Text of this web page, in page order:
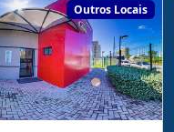
Outros Locais